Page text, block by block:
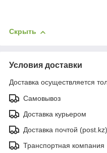
Скрыть
Условия доставки
Доставка осуществляется
Самовывоз
Доставка курьером
Доставка почтой (post.kz)
Транспортная компания